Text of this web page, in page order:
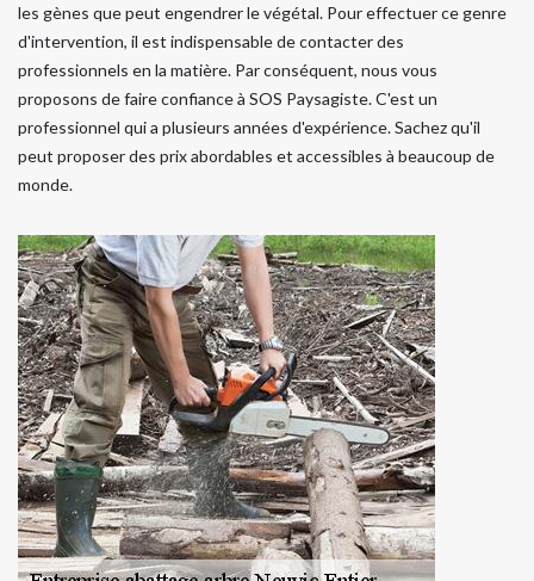
les gènes que peut engendrer le végétal. Pour effectuer ce genre
d'intervention, il est indispensable de contacter des
professionnels en la matière. Par conséquent, nous vous
proposons de faire confiance à SOS Paysagiste. C'est un
professionnel qui a plusieurs années d'expérience. Sachez qu'il
peut proposer des prix abordables et accessibles à beaucoup de
monde.